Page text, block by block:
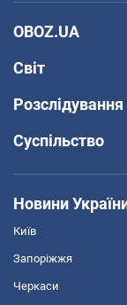
OBOZ.UA
Світ
Розслідування
Суспільство
Новини
Київ
Запоріжжя
Черкаси